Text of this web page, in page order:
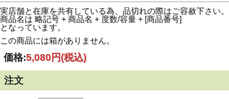
実店舗と在庫を共有している為、品切れの際はご容赦下さい。
商品名は 略記号 + 商品名 + 度数/容量 + [商品番号]
となっています。
この商品には箱がありません。
価格:5,080円(税込)
注文